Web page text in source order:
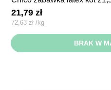
21,79zł
72,63 zł /kg
BRAK W